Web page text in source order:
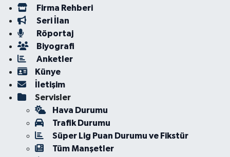
Firma Rehberi
Seri İlan
Röportaj
Biyografi
Anketler
Künye
İletişim
Servisler
Hava Durumu
Trafik Durumu
Süper Lig Puan Durumu ve Fikstür
Tüm Manşetler